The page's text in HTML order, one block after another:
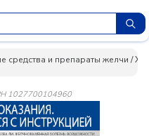
средства и препараты желчи /
1027700104960